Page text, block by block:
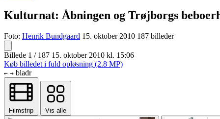
Kulturnat: Åbningen og Trøjborgs
Foto: Henrik Bundgaard 15. oktober 2010 187 billeder
Billede 1 / 187 15. oktober 2010 kl. 15:06
Køb billedet i fuld opløsning (2.8 MP)
← → bladr
Filmstrip Vis alle